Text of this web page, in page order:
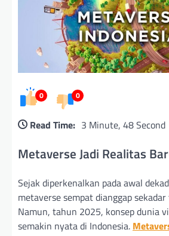
0 0
Read Time: 3 Minute, 48 Second
Metaverse Jadi Realitas
Sejak diperkenalkan pada awal
metaverse sempat dianggap
Namun, tahun 2025, konsep dunia
semakin nyata di Indonesia.